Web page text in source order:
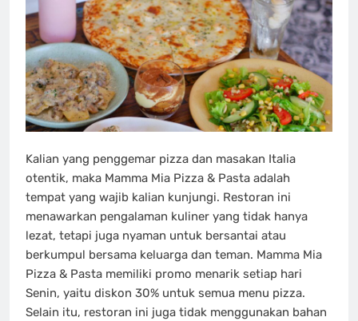
Kalian yang penggemar pizza dan masakan Italia
otentik, maka Mamma Mia Pizza & Pasta adalah
tempat yang wajib kalian kunjungi. Restoran ini
menawarkan pengalaman kuliner yang tidak hanya
lezat, tetapi juga nyaman untuk bersantai atau
berkumpul bersama keluarga dan teman. Mamma Mia
Pizza & Pasta memiliki promo menarik setiap hari
Senin, yaitu diskon 30% untuk semua menu pizza.
Selain itu, restoran ini juga tidak menggunakan bahan